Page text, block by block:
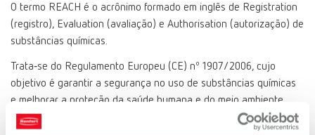
O termo REACH é o acrônimo formado em inglês de Registration
(registro), Evaluation (avaliação) e Authorisation (autorização) de
substâncias químicas.
Trata‑se do Regulamento Europeu (CE) nº 1907/2006, cujo
objetivo é garantir a segurança no uso de substâncias químicas
e melhorar a proteção da saúde humana e do meio ambiente.
O REACH se aplica a todas as empresas que fabricam ou utilizam